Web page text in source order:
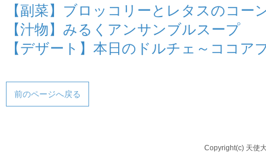
【副菜】ブロッコリーとレタスのコー
【汁物】みるくアンサンブルスープ
【デザート】本日のドルチェ～ココア
前のページへ戻る
Copyright(c) 天使